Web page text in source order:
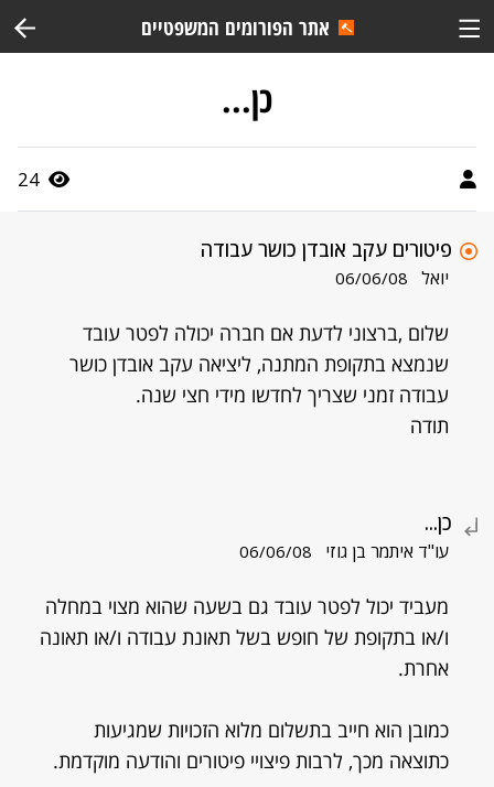
אתר הפורומים המשפטיים
כן...
24
פיטורים עקב אובדן כושר עבודה
יואל 06/06/08
שלום ,ברצוני לדעת אם חברה יכולה לפטר עובד
שנמצא בתקופת המתנה, ליציאה עקב אובדן כושר
עבודה זמני שצריך לחדשו מידי חצי שנה.
תודה
כן...
עו"ד איתמר בן גוזי 06/06/08
מעביד יכול לפטר עובד גם בשעה שהוא מצוי במחלה
ו/או בתקופת של חופש בשל תאונת עבודה ו/או תאונה
אחרת.
כמובן הוא חייב בתשלום מלוא הזכויות שמגיעות
כתוצאה מכך, לרבות פיצויי פיטורים והודעה מוקדמת.